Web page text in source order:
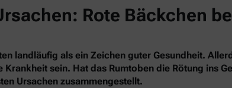
Rote Bäckchen
landläufig als ein Zeichen guter Gesundheit.
sein. Hat das Rumtoben die Rötung ins
Ursachen zusammengestellt.